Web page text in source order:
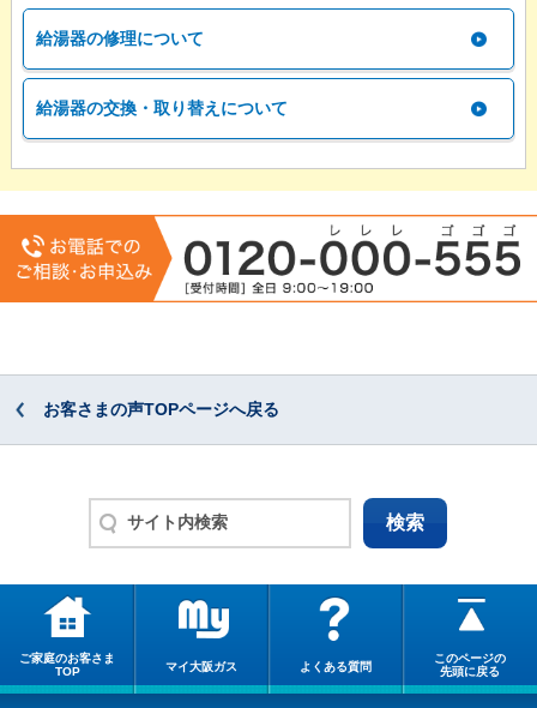
給湯器の修理について
給湯器の交換・取り替えについて
お客さまの声TOPページへ戻る
ご家庭のお客さま
TOP
マイ大阪ガス よくある質問
このページの
先頭に戻る